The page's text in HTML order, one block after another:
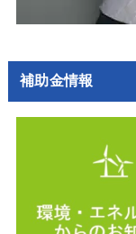
補助金情報